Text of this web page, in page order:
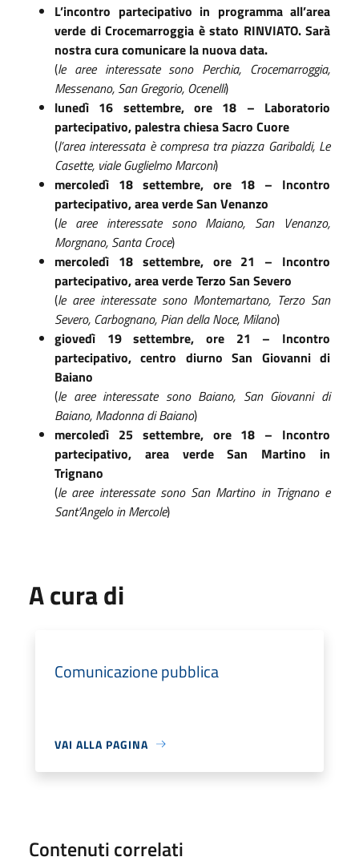
L’incontro partecipativo in programma all’area
verde di Crocemarroggia è stato RINVIATO. Sarà
nostra cura comunicare la nuova data.
(le aree interessate sono Perchia, Crocemarroggia,
Messenano, San Gregorio, Ocenelli)
lunedì 16 settembre, ore 18 – Laboratorio
partecipativo, palestra chiesa Sacro Cuore
(l’area interessata è compresa tra piazza Garibaldi, Le
Casette, viale Guglielmo Marconi)
mercoledì 18 settembre, ore 18 – Incontro
partecipativo, area verde San Venanzo
(le aree interessate sono Maiano, San Venanzo,
Morgnano, Santa Croce)
mercoledì 18 settembre, ore 21 – Incontro
partecipativo, area verde Terzo San Severo
(le aree interessate sono Montemartano, Terzo San
Severo, Carbognano, Pian della Noce, Milano)
giovedì 19 settembre, ore 21 – Incontro
partecipativo, centro diurno San Giovanni di
Baiano
(le aree interessate sono Baiano, San Giovanni di
Baiano, Madonna di Baiano)
mercoledì 25 settembre, ore 18 – Incontro
partecipativo, area verde San Martino in
Trignano
(le aree interessate sono San Martino in Trignano e
Sant’Angelo in Mercole)
A cura di
Comunicazione pubblica
VAI ALLA PAGINA
Contenuti correlati